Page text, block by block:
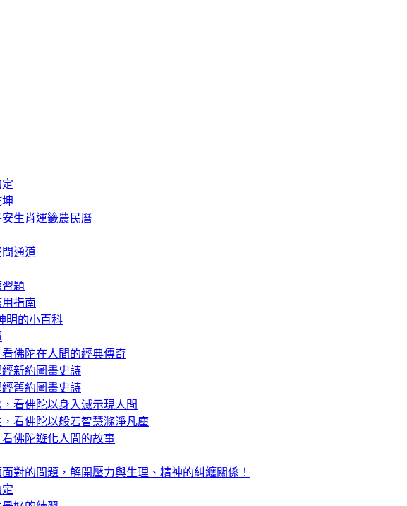
生肖運籤農民曆
通道
題
指南
明的小百科
佛陀在人間的經典傳奇
新約圖畫史詩
舊約圖畫史詩
看佛陀以身入滅示現人間
看佛陀以般若智慧滌淨凡塵
佛陀遊化人間的故事
對的問題，解開壓力與生理、精神的糾纏關係！